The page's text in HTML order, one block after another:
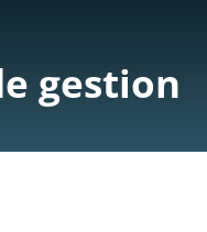
gestion